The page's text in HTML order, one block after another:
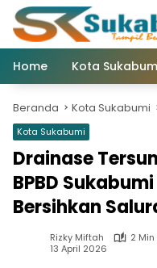
Langsung
konten
Home
Kota
Beranda Kota Sukabumi
Kota Sukabumi
Drainase
BPBD
Bersihkan
Rizky Miftah
2
13 April 2026